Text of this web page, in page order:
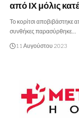
από ΙΧ μόλις
Το κορίτσι αποβιβάστηκε
συνθήκες παρασύρθηκε…
11 Αυγούστου 2023